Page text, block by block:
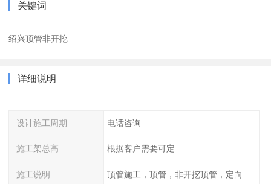
关键词
绍兴顶管非开挖
详细说明
设计施工周期 电话咨询
施工架总高 根据客户需要可定
施工说明 顶管施工，顶管，非开挖顶管，定向钻穿越